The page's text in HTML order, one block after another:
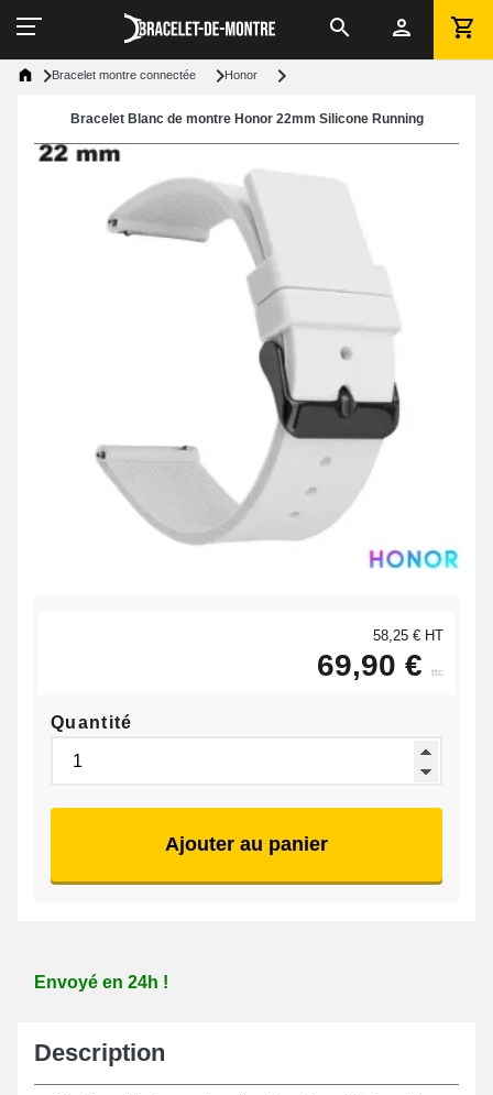
Bracelet montre connectée Honor
Bracelet Blanc de montre Honor 22mm Silicone Running
58,25 € HT
69,90 € ttc
Quantité
Ajouter au panier
Envoyé en 24h !
Description